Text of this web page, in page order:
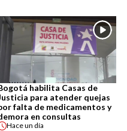
habilita Casas de
para atender quejas
falta de medicamentos y
en consultas
Haceun día